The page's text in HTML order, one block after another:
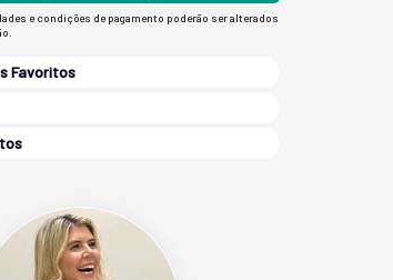
e condições de pagamento poderão ser alterados
Favoritos